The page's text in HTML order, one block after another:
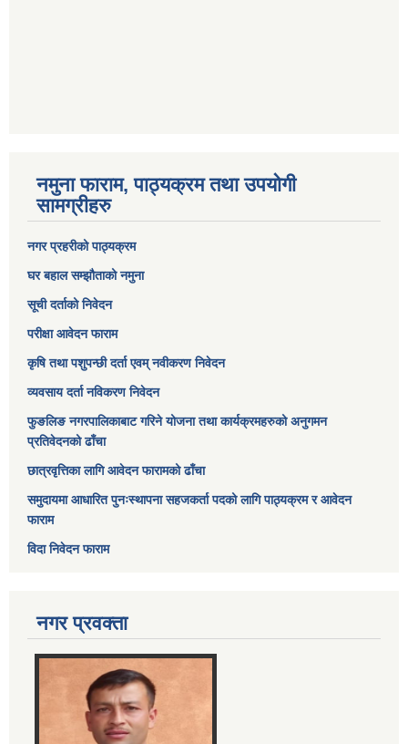
नमुना फाराम, पाठ्यक्रम तथा उपयोगी
सामग्रीहरु
नगर प्रहरीको पाठ्यक्रम
घर बहाल सम्झौताको नमुना
सूची दर्ताको निवेदन
परीक्षा आवेदन फाराम
कृषि तथा पशुपन्छी दर्ता एवम् नवीकरण निवेदन
व्यवसाय दर्ता नविकरण निवेदन
फुङलिङ नगरपालिकाबाट गरिने योजना तथा कार्यक्रमहरुको अनुगमन
प्रतिवेदनको ढाँचा
छात्रवृत्तिका लागि आवेदन फारामको ढाँचा
समुदायमा आधारित पुनःस्थापना सहजकर्ता पदको लागि पाठ्यक्रम र आवेदन
फाराम
विदा निवेदन फाराम
नगर प्रवक्ता